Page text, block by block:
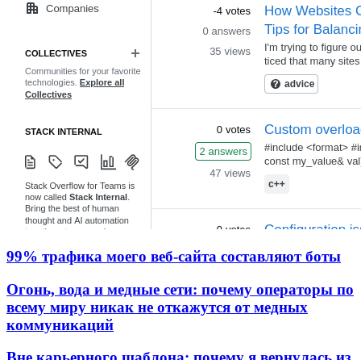
99% трафика моего веб‑сайта составляют боты
Огонь, вода и медные сети: почему операторы по
всему миру никак не откажутся от медных
коммуникаций